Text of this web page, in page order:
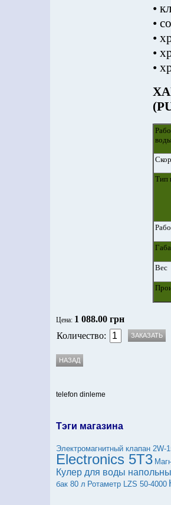
•
•
•
•
•
Тип
Вес
Цена: 1 088.00 грн
Количество:
telefon dinleme
Тэги магазина
Электромагнитный клапан 2W-
Electronics 5T3
Кулер для воды
бак 80 л Ротаметр LZS 50-4000